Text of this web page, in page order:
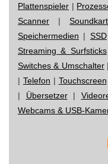
Plattenspieler |
Scanner |
Speichermedien | SSD
Streaming & Surfsticks
Switches & Umschalter|
| Telefon | Touchscreen
| Übersetzer|
Webcams & USB-